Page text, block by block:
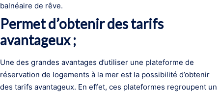
balnéaire de rêve.
Permet d’obtenir des tarifs
avantageux ;
Une des grandes avantages d’utiliser une plateforme de
réservation de logements à la mer est la possibilité d’obtenir
des tarifs avantageux. En effet, ces plateformes regroupent un